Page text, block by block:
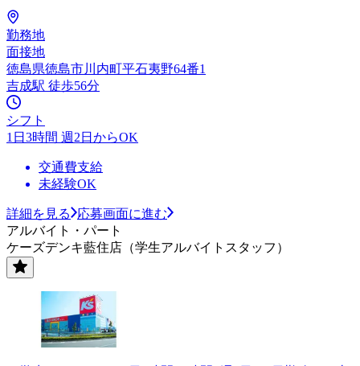
勤務地
面接地
徳島県徳島市川内町平石夷野64番1
吉成駅 徒歩56分
シフト
1日3時間 週2日からOK
交通費支給
未経験OK
詳細を見る
応募画面に進む
アルバイト・パート
ケーズデンキ藍住店（学生アルバイトスタッフ）